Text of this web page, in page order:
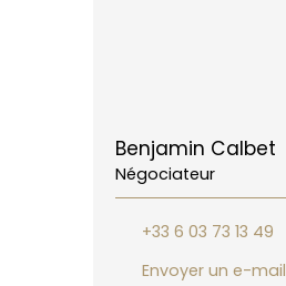
Benjamin Calbet
Négociateur
+33 6 03 73 13 49
Envoyer un e-mail